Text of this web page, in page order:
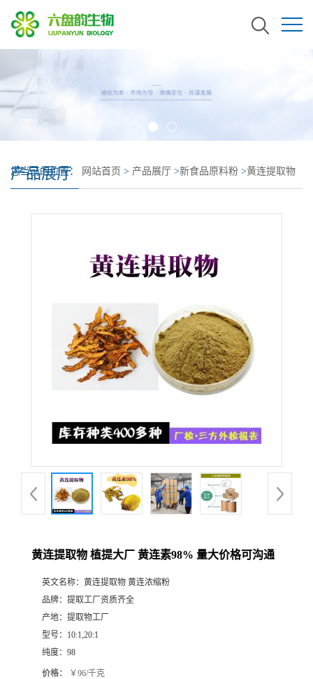
产品展厅
您当前的位置： 网站首页 > 产品展厅 >新食品原料粉 >黄连提取物
黄连提取物 植提大厂 黄连素98% 量大价格可沟通
英文名称： 黄连提取物 黄连浓缩粉
品牌： 提取工厂资质齐全
产地： 提取物工厂
型号： 10:1,20:1
纯度： 98
价格： ￥96/千克